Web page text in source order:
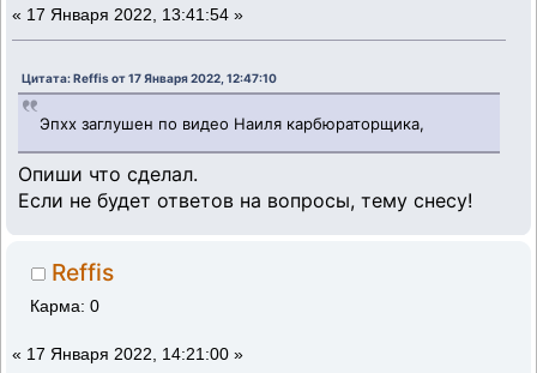
« 17 Января 2022, 13:41:54 »
Цитата: Reffis от 17 Января 2022, 12:47:10
Эпхх заглушен по видео Наиля карбюраторщика,
Опиши что сделал.
Если не будет ответов на вопросы, тему снесу!
Reffis
Карма: 0
« 17 Января 2022, 14:21:00 »